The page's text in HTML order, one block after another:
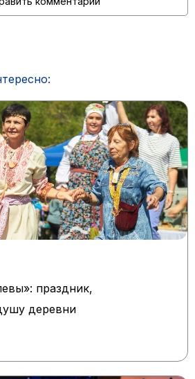
праздник,
деревни